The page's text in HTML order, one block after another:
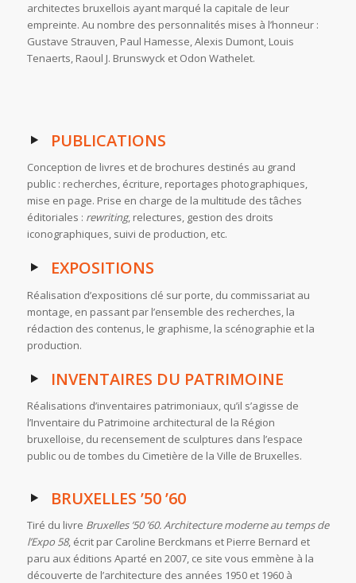
architectes bruxellois ayant marqué la capitale de leur
empreinte. Au nombre des personnalités mises à l’honneur :
Gustave Strauven, Paul Hamesse, Alexis Dumont, Louis
Tenaerts, Raoul J. Brunswyck et Odon Wathelet.
PUBLICATIONS
Conception de livres et de brochures destinés au grand
public : recherches, écriture, reportages photographiques,
mise en page. Prise en charge de la multitude des tâches
éditoriales : rewriting, relectures, gestion des droits
iconographiques, suivi de production, etc.
EXPOSITIONS
Réalisation d’expositions clé sur porte, du commissariat au
montage, en passant par l’ensemble des recherches, la
rédaction des contenus, le graphisme, la scénographie et la
production.
INVENTAIRES DU PATRIMOINE
Réalisations d’inventaires patrimoniaux, qu’il s’agisse de
l’Inventaire du Patrimoine architectural de la Région
bruxelloise, du recensement de sculptures dans l’espace
public ou de tombes du Cimetière de la Ville de Bruxelles.
BRUXELLES ’50 ’60
Tiré du livre Bruxelles ’50 ’60. Architecture moderne au temps de
l’Expo 58, écrit par Caroline Berckmans et Pierre Bernard et
paru aux éditions Aparté en 2007, ce site vous emmène à la
découverte de l’architecture des années 1950 et 1960 à